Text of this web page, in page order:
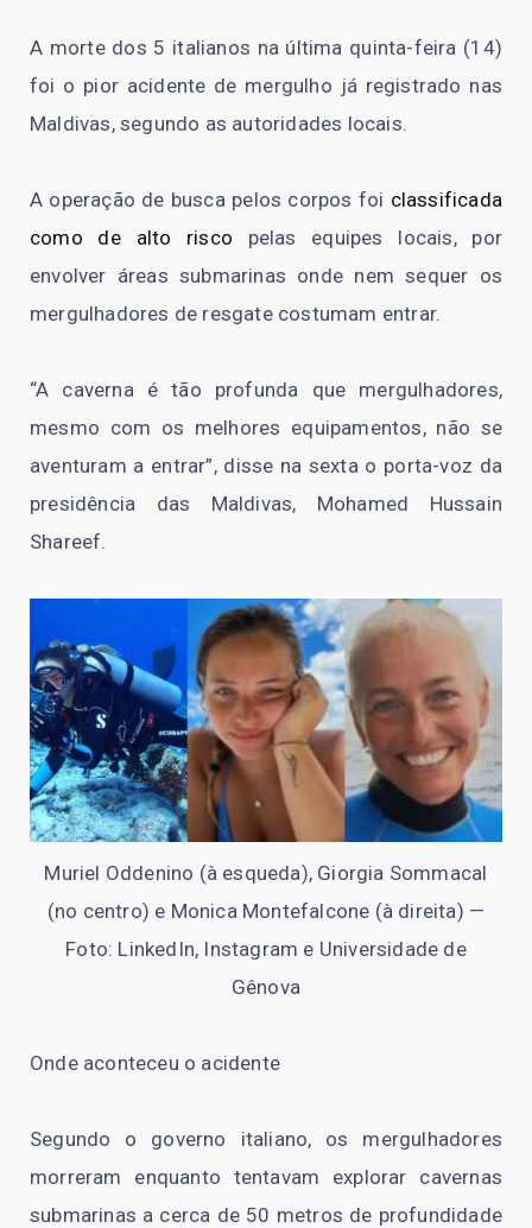
A morte dos 5 italianos na última quinta-feira (14)
foi o pior acidente de mergulho já registrado nas
Maldivas, segundo as autoridades locais.
A operação de busca pelos corpos foi classificada
como de alto risco pelas equipes locais, por
envolver áreas submarinas onde nem sequer os
mergulhadores de resgate costumam entrar.
“A caverna é tão profunda que mergulhadores,
mesmo com os melhores equipamentos, não se
aventuram a entrar”, disse na sexta o porta-voz da
presidência das Maldivas, Mohamed Hussain
Shareef.
Muriel Oddenino (à esqueda), Giorgia Sommacal
(no centro) e Monica Montefalcone (à direita) —
Foto: LinkedIn, Instagram e Universidade de
Gênova
Onde aconteceu o acidente
Segundo o governo italiano, os mergulhadores
morreram enquanto tentavam explorar cavernas
submarinas a cerca de 50 metros de profundidade